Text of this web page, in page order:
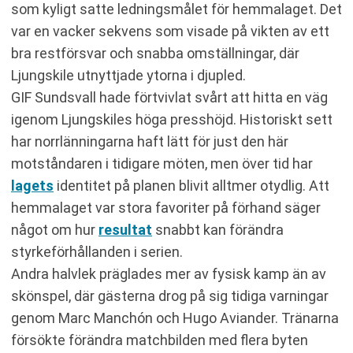
som kyligt satte ledningsmålet för hemmalaget. Det
var en vacker sekvens som visade på vikten av ett
bra restförsvar och snabba omställningar, där
Ljungskile utnyttjade ytorna i djupled.
GIF Sundsvall hade förtvivlat svårt att hitta en väg
igenom Ljungskiles höga presshöjd. Historiskt sett
har norrlänningarna haft lätt för just den här
motståndaren i tidigare möten, men över tid har
lagets identitet på planen blivit alltmer otydlig. Att
hemmalaget var stora favoriter på förhand säger
något om hur resultat snabbt kan förändra
styrkeförhållanden i serien.
Andra halvlek präglades mer av fysisk kamp än av
skönspel, där gästerna drog på sig tidiga varningar
genom Marc Manchón och Hugo Aviander. Tränarna
försökte förändra matchbilden med flera byten